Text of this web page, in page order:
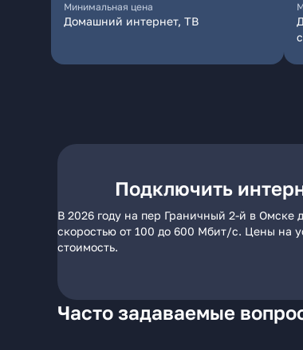
Минимальная цена
Домашний интернет, ТВ
Подключить
В 2026 году на пер Граничный 2-й в Омске
скоростью от 100 до 600 Мбит/с. Цены на
стоимость.
Часто задаваемые